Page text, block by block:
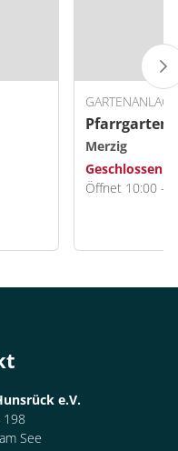
GARTENANLAGE
Pfarrgarten
Merzig
Geschlossen
Öffnet 10:00 -
e.V.
198
See